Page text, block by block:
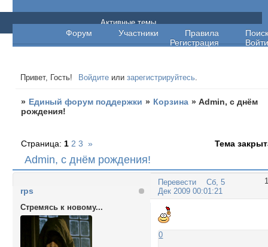
Единый форум поддержки
Форум Участники Правила
Поиск
Регистрация
Войти
Активные темы
Привет, Гость! Войдите илизарегистрируйтесь.
» Единый форум поддержки » Корзина »Admin, с днём
рождения!
Admin, с днём рождения!
Страница: 1 2 3 » Тема
Перевести 1
Сб, 5
Дек 2009 00:01:21
rps
Стремясь к новому...
0